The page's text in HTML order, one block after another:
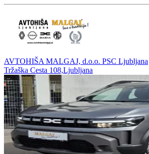
AVTOHIŠA MALGAJ, d.o.o. PSC Ljubljana
Tržaška Cesta 108,Ljubljana